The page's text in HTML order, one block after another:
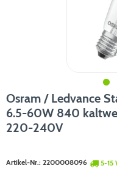
Osram / Ledvance
6.5-60W 840
220-240V
Artikel-Nr.: 2200008096 5-15